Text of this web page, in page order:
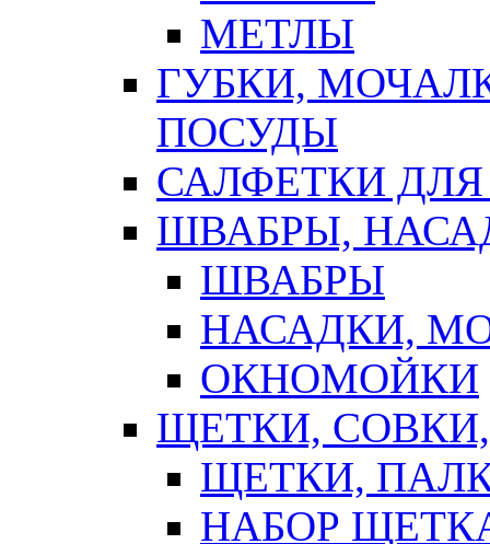
МЕТЛЫ
ГУБКИ,
ПОСУДЫ
САЛФЕТКИ
ШВАБРЫ,
ШВАБРЫ
НАСАДКИ,
ОКНОМОЙКИ
ЩЕТКИ,
ЩЕТКИ,
НАБОР